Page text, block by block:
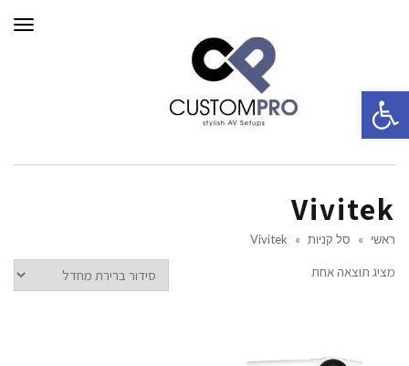
Vivitek
ראשי » סל קניות »
Vivitek
מציג תוצאה אחת
פתח סרגל נגישות